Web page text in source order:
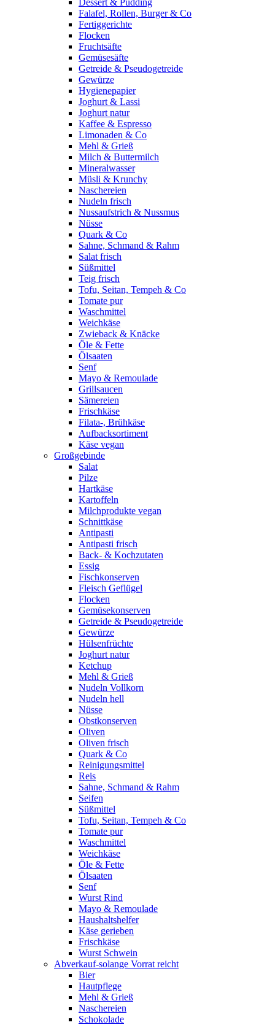
Dessert & Pudding
Falafel, Rollen, Burger & Co
Fertiggerichte
Flocken
Fruchtsäfte
Gemüsesäfte
Getreide & Pseudogetreide
Gewürze
Hygienepapier
Joghurt & Lassi
Joghurt natur
Kaffee & Espresso
Limonaden & Co
Mehl & Grieß
Milch & Buttermilch
Mineralwasser
Müsli & Krunchy
Naschereien
Nudeln frisch
Nussaufstrich & Nussmus
Nüsse
Quark & Co
Sahne, Schmand & Rahm
Salat frisch
Süßmittel
Teig frisch
Tofu, Seitan, Tempeh & Co
Tomate pur
Waschmittel
Weichkäse
Zwieback & Knäcke
Öle & Fette
Ölsaaten
Senf
Mayo & Remoulade
Grillsaucen
Sämereien
Frischkäse
Filata-, Brühkäse
Aufbacksortiment
Käse vegan
Großgebinde
Salat
Pilze
Hartkäse
Kartoffeln
Milchprodukte vegan
Schnittkäse
Antipasti
Antipasti frisch
Back- & Kochzutaten
Essig
Fischkonserven
Fleisch Geflügel
Flocken
Gemüsekonserven
Getreide & Pseudogetreide
Gewürze
Hülsenfrüchte
Joghurt natur
Ketchup
Mehl & Grieß
Nudeln Vollkorn
Nudeln hell
Nüsse
Obstkonserven
Oliven
Oliven frisch
Quark & Co
Reinigungsmittel
Reis
Sahne, Schmand & Rahm
Seifen
Süßmittel
Tofu, Seitan, Tempeh & Co
Tomate pur
Waschmittel
Weichkäse
Öle & Fette
Ölsaaten
Senf
Wurst Rind
Mayo & Remoulade
Haushaltshelfer
Käse gerieben
Frischkäse
Wurst Schwein
Abverkauf-solange Vorrat reicht
Bier
Hautpflege
Mehl & Grieß
Naschereien
Schokolade